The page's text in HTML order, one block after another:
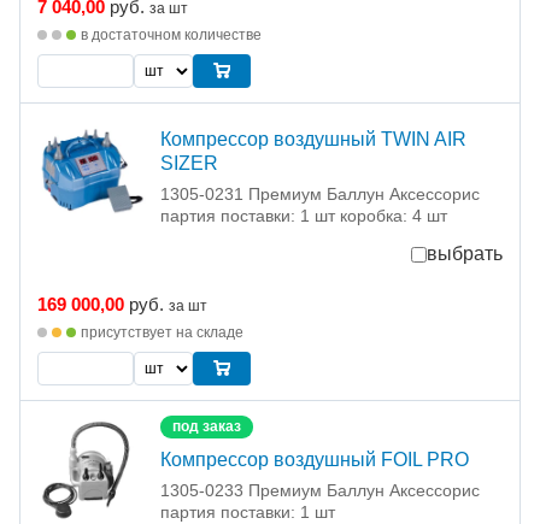
7 040,00 руб. за шт
в достаточном количестве
Компрессор воздушный TWIN AIR
SIZER
1305-0231 Премиум Баллун Аксессорис
партия поставки: 1 шт коробка: 4 шт
выбрать
169 000,00 руб. за шт
присутствует на складе
под заказ
Компрессор воздушный FOIL PRO
1305-0233 Премиум Баллун Аксессорис
партия поставки: 1 шт